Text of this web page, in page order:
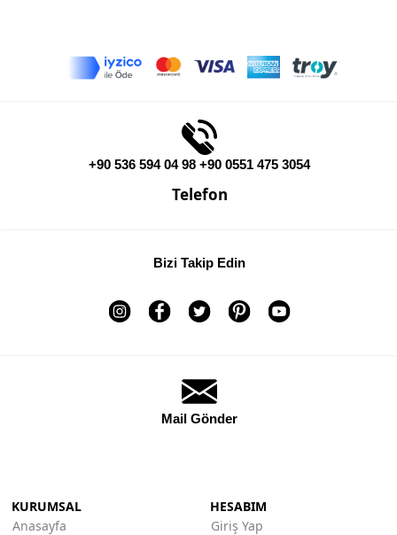
+90 536 594 04 98 +90 0551 475 3054
Telefon
Bizi Takip Edin
Mail Gönder
KURUMSAL
Anasayfa
HESABIM
Giriş Yap